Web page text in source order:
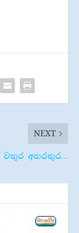
NEXT
වතුර අතරතුර…